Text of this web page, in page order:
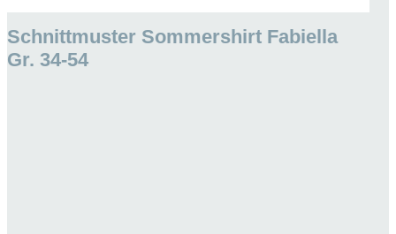
Schnittmuster Sommershirt Fabiella
Gr. 34-54